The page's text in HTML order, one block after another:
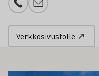
Puhelinnumero
Sähköpostin lisäys
Verkkosivustolle
KIINNOSTAA SINUA